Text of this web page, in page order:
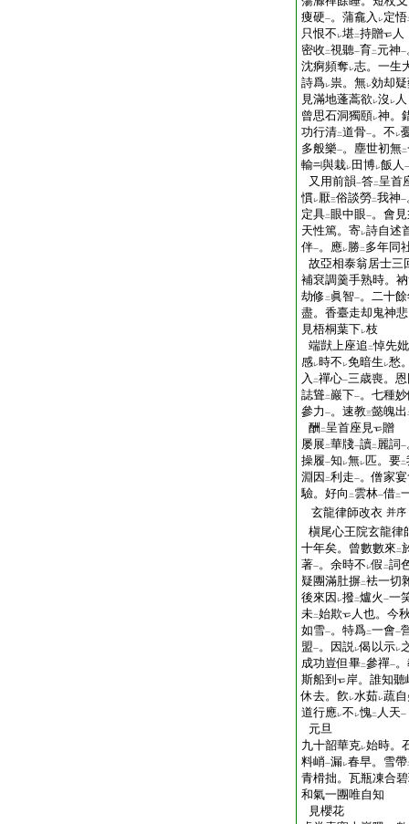
痩硬一。蒲龕入 レ定悟
只恨不 レ堪二持贈
人
密收 二視聽一育二 元神一
沈痾頻奪 レ志。一生
詩爲レ祟。無レ効却
見滿地蓬蒿欲 レ沒 レ 人
曾思石洞獨頤レ神。
功行清二道骨一。不 レ
多般樂一。塵世初無二
輸
與栽レ 田博レ飯人 一
又用前韻一答二 呈首
慣レ厭三俗談勞二我神一
定具二 眼中眼一。會
天性篤。寄レ詩自述
伴一。應レ勝二 多年同
故亞相泰翁居士三
補袞調羹手熟時。
劫修 二 眞智一。二十
盡。香臺走却鬼神
見梧桐葉下レ枝
端獃上座追 二悼先妣
感レ時不 レ免暗生 レ愁
入 二禪心一三歳喪。
誌聳 二 巖下一。七種
參力 一。速教三懿魄出
酬 二 呈首座見
贈
屡展 二華牋一讀二 麗詞 一
操履一知 レ無レ匹。要二
淵因 二利走一。僧家
驗。好向 二 雲林一借二
玄龍律師改衣 并序
槇尾心王院玄龍律
十年矣。曾數數來 二
著一。余時不 レ假 二詞
疑團滿肚摒二袪一切
後來因 レ撥二爐火 一一
未二始欺
人也。今
如雪一。特爲二一會一
盟一。因説レ偈以示レ
成功豈但畢二參禪一
斯船到
岸。誰知聽
休去。飮 レ水茹レ蔬
道行應レ不 レ愧二 人天一
元旦
九十韶華克レ始時。
料峭一漏レ春早。雪帶
青榾拙。瓦瓶凍合
和氣一團唯自知
見櫻花